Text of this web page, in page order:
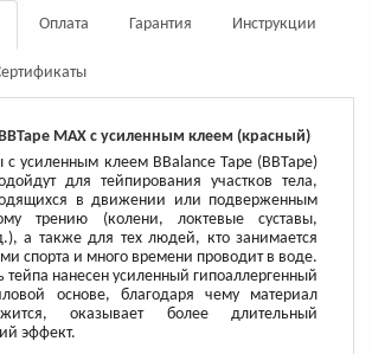
Оплата Гарантия Инструкции
MAX c усиленным клеем (красный)
с усиленным клеем BBalance Tape (BBTape)
для тейпирования участков тела,
в движении или подверженным
трению (колени, локтевые суставы,
а также для тех людей, кто занимается
спорта и много времени проводит в воде.
тейпа нанесен усиленный гипоаллергенный
основе, благодаря чему материал
оказывает более длительный
эффект.